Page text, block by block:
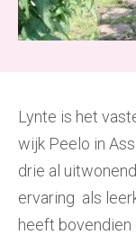
Lynte is het
wijk Peelo in
drie al
ervaring als
heeft bovendien